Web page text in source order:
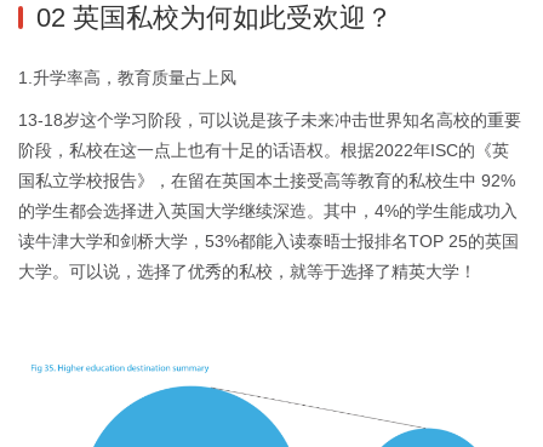
02 英国私校为何如此受欢迎？
1.升学率高，教育质量占上风
13-18岁这个学习阶段，可以说是孩子未来冲击世界知名高校的重要
阶段，私校在这一点上也有十足的话语权。根据2022年ISC的《英
国私立学校报告》，在留在英国本土接受高等教育的私校生中 92%
的学生都会选择进入英国大学继续深造。其中，4%的学生能成功入
读牛津大学和剑桥大学，53%都能入读泰晤士报排名TOP 25的英国
大学。可以说，选择了优秀的私校，就等于选择了精英大学！